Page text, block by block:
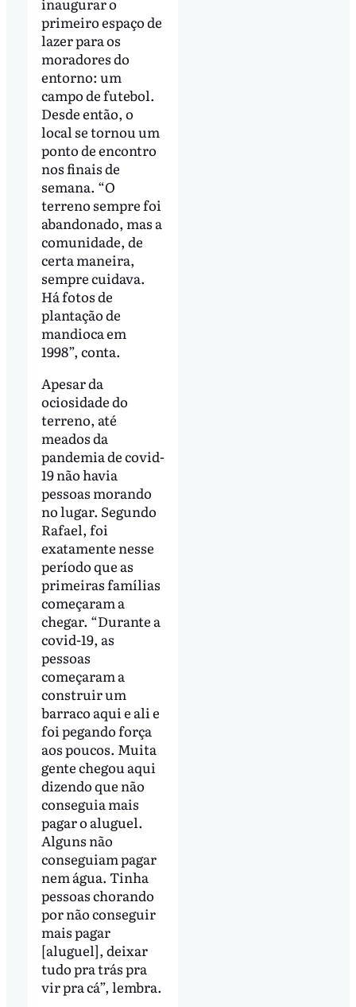
primeiro espaço de
lazer para os
moradores do
entorno: um
campo de futebol.
Desde então, o
local se tornou um
ponto de encontro
nos finais de
semana. “O
terreno sempre foi
abandonado, mas a
comunidade, de
certa maneira,
sempre cuidava.
Há fotos de
plantação de
mandioca em
1998”, conta.
Apesar da
ociosidade do
terreno, até
meados da
pandemia de covid-
19 não havia
pessoas morando
no lugar. Segundo
Rafael, foi
exatamente nesse
período que as
primeiras famílias
começaram a
chegar. “Durante a
covid-19, as
pessoas
começaram a
construir um
barraco aqui e ali e
foi pegando força
aos poucos. Muita
gente chegou aqui
dizendo que não
conseguia mais
pagar o aluguel.
Alguns não
conseguiam pagar
nem água. Tinha
pessoas chorando
por não conseguir
mais pagar
[aluguel], deixar
tudo pra trás pra
vir pra cá”, lembra.